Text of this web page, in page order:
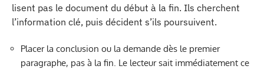
lisent pas le document du début à la fin. Ils cherchent
l’information clé, puis décident s’ils poursuivent.
Placer la conclusion ou la demande dès le premier
paragraphe, pas à la fin. Le lecteur sait immédiatement ce